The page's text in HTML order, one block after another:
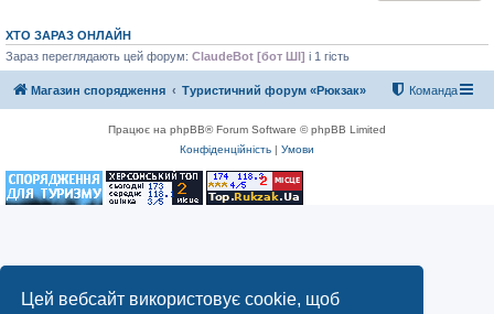
Цей вебсайт використовує cookie, щоб
ХТО ЗАРАЗ ОНЛАЙН
Зараз переглядають цей форум: ClaudeBot [бот ШІ] і 1 гість
Магазин спорядження Туристичний форум «Рюкзак» Команда
Працює на phpBB® Forum Software © phpBB Limited
Конфіденційність | Умови